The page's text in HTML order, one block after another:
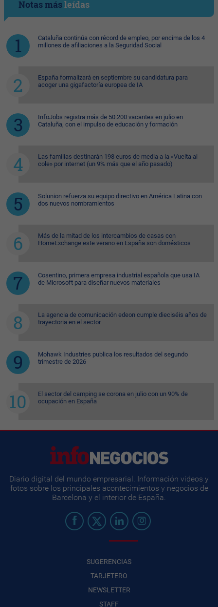
Notas másleídas
Cataluña continúa con récord de empleo, por encima de los 4
millones de afiliaciones a la Seguridad Social
España formalizará en septiembre su candidatura para
acoger una gigafactoría europea de IA
InfoJobs registra más de 50.200 vacantes en julio en
Cataluña, con el impulso de educación y formación
Las familias destinarán 198 euros de media a la «Vuelta al
cole» por internet (un 9% más que el año pasado)
Solunion refuerza su equipo directivo en América Latina con
dos nuevos nombramientos
Más de la mitad de los intercambios de casas con
HomeExchange este verano en España son domésticos
Cosentino, primera empresa industrial española que usa IA
de Microsoft para diseñar nuevos materiales
La agencia de comunicación edeon cumple dieciséis años de
trayectoria en el sector
Mohawk Industries publica los resultados del segundo
trimestre de 2026
El sector del camping se corona en julio con un 90% de
ocupación en España
Diario digital del mundo empresarial. Información videos y
fotos sobre los principales acontecimientos y negocios de
Barcelona y el interior de España.
SUGERENCIAS
TARJETERO
NEWSLETTER
STAFF